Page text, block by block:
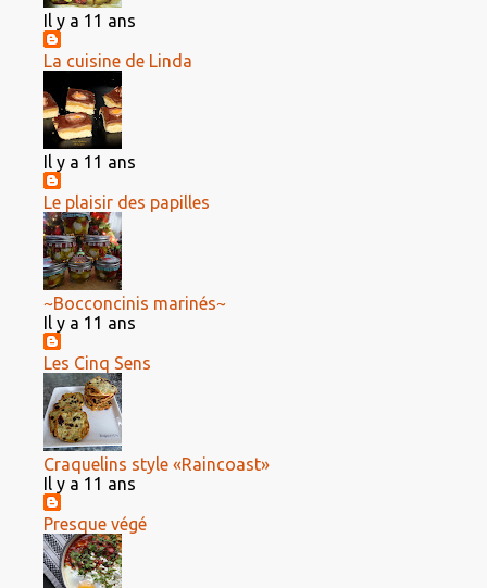
Il y a 11 ans
La cuisine de Linda
Il y a 11 ans
Le plaisir des papilles
~Bocconcinis marinés~
Il y a 11 ans
Les Cinq Sens
Craquelins style «Raincoast»
Il y a 11 ans
Presque végé